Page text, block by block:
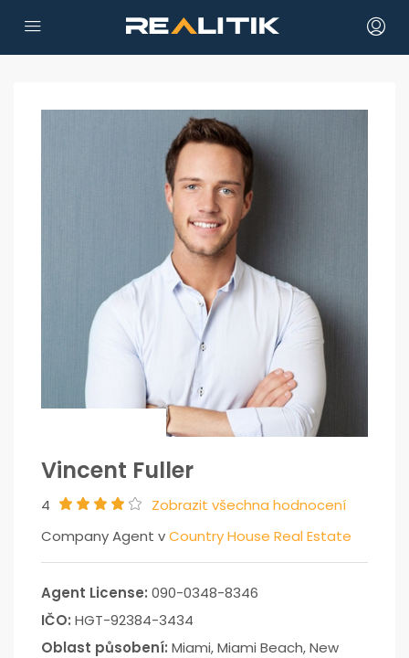
Vincent Fuller
4
Zobrazit všechna hodnocení
Company Agent vCountry House Real Estate
Agent License: 090-0348-8346
IČO: HGT-92384-3434
Oblast působení: Miami, Miami Beach, New